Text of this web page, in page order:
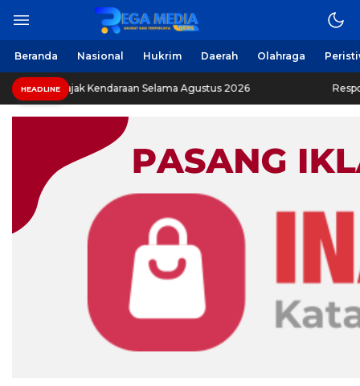
Regamedianews.com
Berita Harian Online
Beranda Nasional Hukrim Daerah Olahraga
HEADLINEPajak Kendaraan Selama Agustus 2026